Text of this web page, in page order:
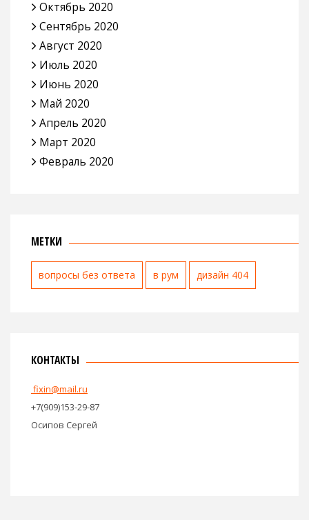
Октябрь 2020
Сентябрь 2020
Август 2020
Июль 2020
Июнь 2020
Май 2020
Апрель 2020
Март 2020
Февраль 2020
МЕТКИ
вопросы без ответа в рум дизайн 404
КОНТАКТЫ
fixin@mail.ru
+7(909)153-29-87
Осипов Сергей